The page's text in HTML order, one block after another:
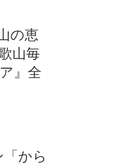
の恵
山毎
』全
から